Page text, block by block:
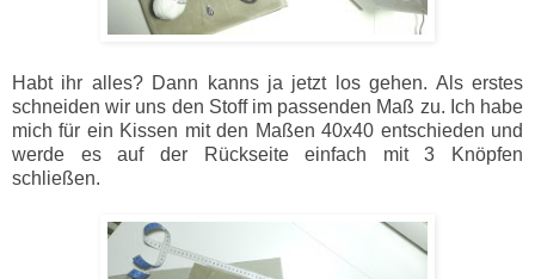
Habt ihr alles? Dann kanns ja jetzt los gehen. Als erstes
schneiden wir uns den Stoff im passenden Maß zu. Ich habe
mich für ein Kissen mit den Maßen 40x40 entschieden und
werde es auf der Rückseite einfach mit 3 Knöpfen
schließen.